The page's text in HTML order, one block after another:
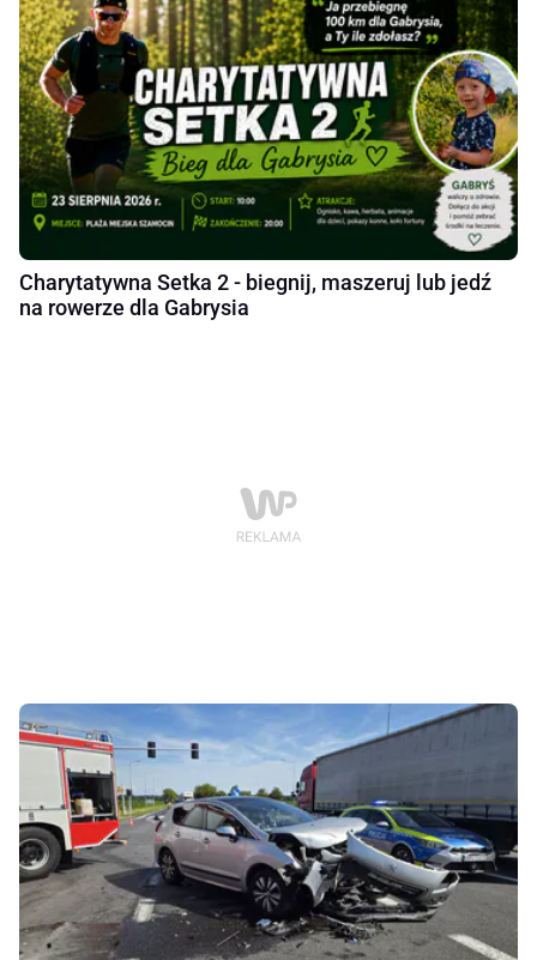
Charytatywna Setka 2 - biegnij, maszeruj lub jedź
na rowerze dla Gabrysia